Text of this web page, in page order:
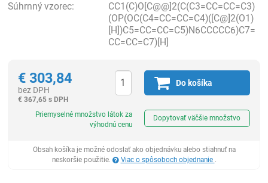
Súhrnný vzorec:
CC1(C)O[C@@]2(C(C3=CC=CC=C3)
(OP(OC(C4=CC=CC=C4)([C@]2(O1)
[H])C5=CC=CC=C5)N6CCCCC6)C7=
CC=CC=C7)[H]
€ 303,84
bez DPH
€ 367,65 s DPH
Do košíka
Priemyselné množstvo látok za
výhodnú cenu
Dopytovať väčšie množstvo
Obsah košíka je možné odoslať ako objednávku alebo stiahnuť na
neskoršie použitie.
Viac o spôsoboch objednanie .